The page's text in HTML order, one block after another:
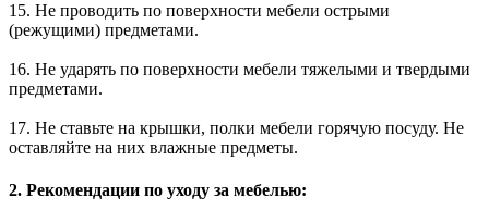
15. Не проводить по поверхности мебели острыми
(режущими) предметами.
16. Не ударять по поверхности мебели тяжелыми и твердыми
предметами.
17. Не ставьте на крышки, полки мебели горячую посуду. Не
оставляйте на них влажные предметы.
2. Рекомендации по уходу за мебелью: